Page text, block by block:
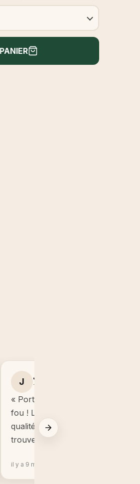
J Julie B.
Toulouse
« Portrait manga de mon fils, il
fou ! Le cadre est de très bonne
qualité, beaucoup mieux que ce
trouve en grande surface. »
il y a 9 mois